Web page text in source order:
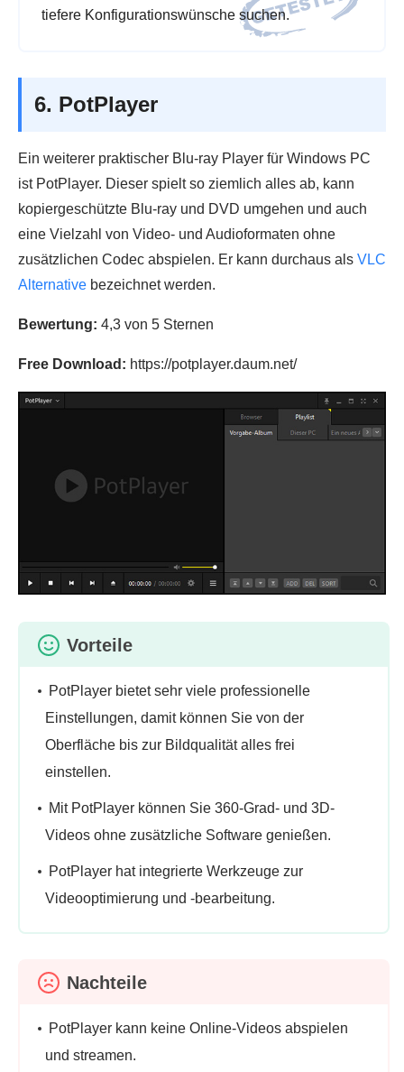
tiefere Konfigurationswünsche suchen.
6. PotPlayer
Ein weiterer praktischer Blu-ray Player für Windows PC
ist PotPlayer. Dieser spielt so ziemlich alles ab, kann
kopiergeschützte Blu-ray und DVD umgehen und auch
eine Vielzahl von Video- und Audioformaten ohne
zusätzlichen Codec abspielen. Er kann durchaus als VLC
Alternative bezeichnet werden.
Bewertung: 4,3 von 5 Sternen
Free Download: https://potplayer.daum.net/
Vorteile
PotPlayer bietet sehr viele professionelle
Einstellungen, damit können Sie von der
Oberfläche bis zur Bildqualität alles frei
einstellen.
Mit PotPlayer können Sie 360-Grad- und 3D-
Videos ohne zusätzliche Software genießen.
PotPlayer hat integrierte Werkzeuge zur
Videooptimierung und -bearbeitung.
Nachteile
PotPlayer kann keine Online-Videos abspielen
und streamen.